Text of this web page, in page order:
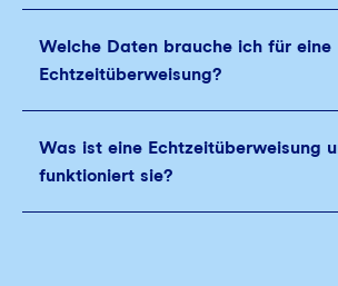
Welche Daten brauche ich für eine
Echtzeitüberweisung?
Was ist eine Echtzeitüberweisung
funktioniert sie?